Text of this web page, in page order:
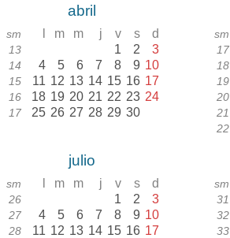
abril
sm m m j v s d
13 1 2 3
14 4 5 6 7 8 9 10
15 11 12 13 14 15 16 17
16 18 19 20 21 22 23 24
17 25 26 27 28 29 30
sm
17
18
19
20
21
22
julio
sm m m j v s d
26 1 2 3
27 4 5 6 7 8 9 10
28 11 12 13 14 15 16 17
sm
31
32
33